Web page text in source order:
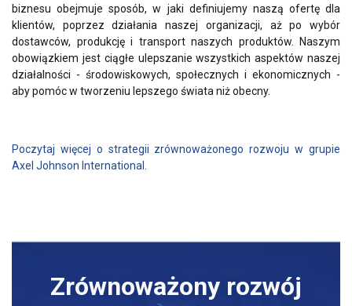
biznesu obejmuje sposób, w jaki definiujemy naszą ofertę dla
klientów, poprzez działania naszej organizacji, aż po wybór
dostawców, produkcję i transport naszych produktów. Naszym
obowiązkiem jest ciągłe ulepszanie wszystkich aspektów naszej
działalności - środowiskowych, społecznych i ekonomicznych -
aby pomóc w tworzeniu lepszego świata niż obecny.
Poczytaj więcej o strategii zrównoważonego rozwoju w grupie
Axel Johnson International.
Zrównoważony rozwój